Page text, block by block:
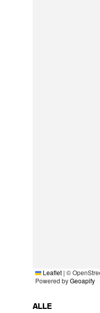
Leaflet | ©
Powered byGeoapify
ALLE